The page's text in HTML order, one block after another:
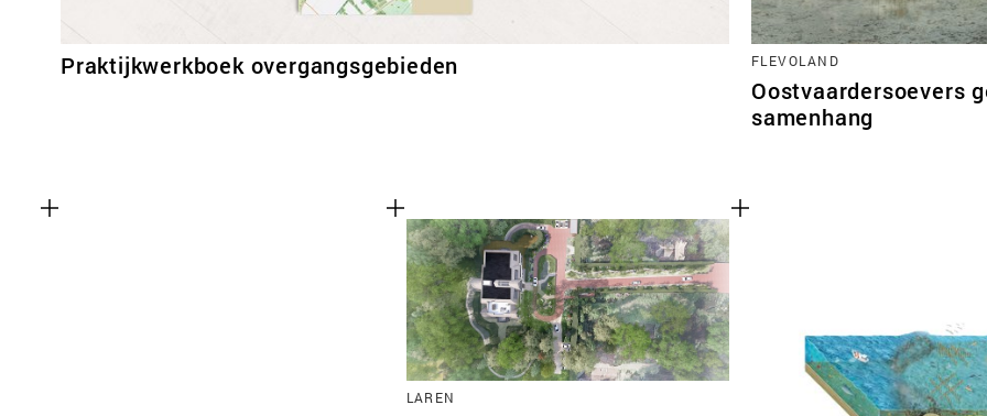
Praktijkwerkboek overgangsgebieden FLEVOLAND
Oostvaardersoevers
samenhang
LAREN